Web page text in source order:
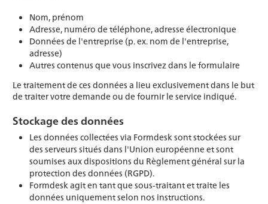
Nom, prénom
Adresse, numéro de téléphone, adresse électronique
Données de l'entreprise (p. ex. nom de l'entreprise,
adresse)
Autres contenus que vous inscrivez dans le formulaire
Le traitement de ces données a lieu exclusivement dans le but
de traiter votre demande ou de fournir le service indiqué.
Stockage des données
Les données collectées via Formdesk sont stockées sur
des serveurs situés dans l'Union européenne et sont
soumises aux dispositions du Règlement général sur la
protection des données (RGPD).
Formdesk agit en tant que sous-traitant et traite les
données uniquement selon nos instructions.